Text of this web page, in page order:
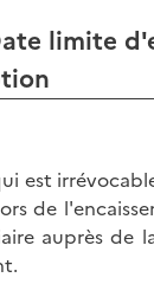
limite
est
de
auprès de